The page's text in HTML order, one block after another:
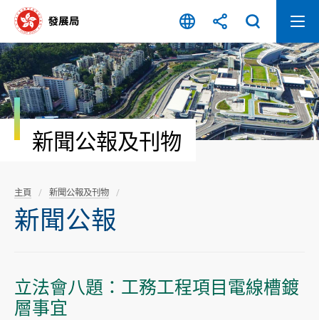
容
開
始
新聞公報及刊物
主頁 新聞公報及刊物
新聞公報
立法會八題：工務工程項目電線槽鍍
層事宜